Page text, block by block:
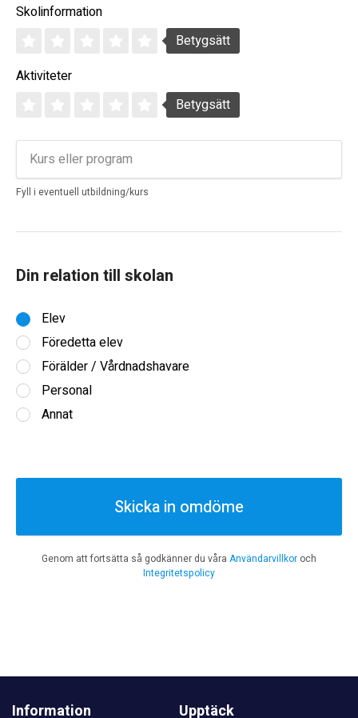
Skolinformation
Betygsätt
Aktiviteter
Betygsätt
Fyll i eventuell utbildning/kurs
Din relation till skolan
Elev
Föredetta elev
Förälder / Vårdnadshavare
Personal
Annat
Skicka in omdöme
Genom att fortsätta så godkänner du våra Användarvillkor och
Integritetspolicy
Information Upptäck